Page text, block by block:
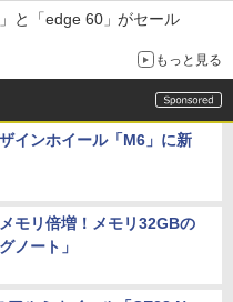
と「edge 60」がセール
もっと見る
インホイール「M6」に新
モリ倍増！メモリ32GBの
ノート」